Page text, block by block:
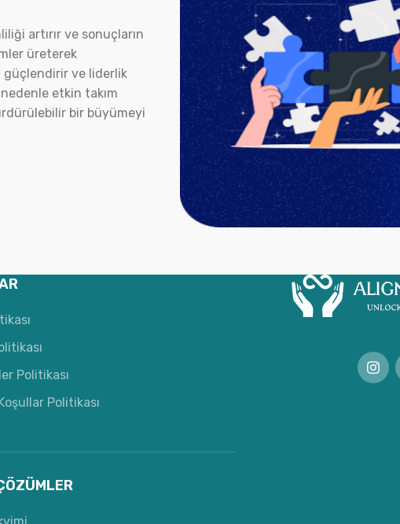
artırır ve sonuçların
üreterek
güçlendirir ve liderlik
etkin takım
bir büyümeyi
Politikası
Politikası